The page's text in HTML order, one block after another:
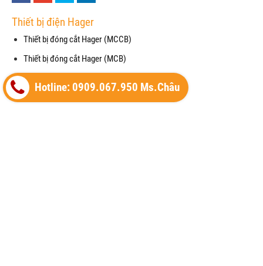
Thiết bị điện Hager
Thiết bị đóng cắt Hager (MCCB)
Thiết bị đóng cắt Hager (MCB)
Timer 24h Hager (Công tắc thời gian)
Cầu dao cách ly Hager (isolator)
Hotline: 0909.067.950 Ms.Châu